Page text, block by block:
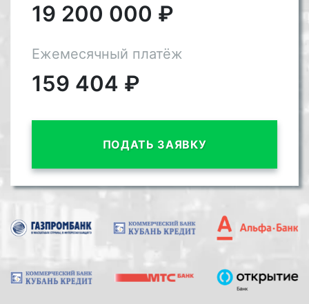
19 200 000 ₽
Ежемесячный платёж
159 404 ₽
ПОДАТЬ ЗАЯВКУ